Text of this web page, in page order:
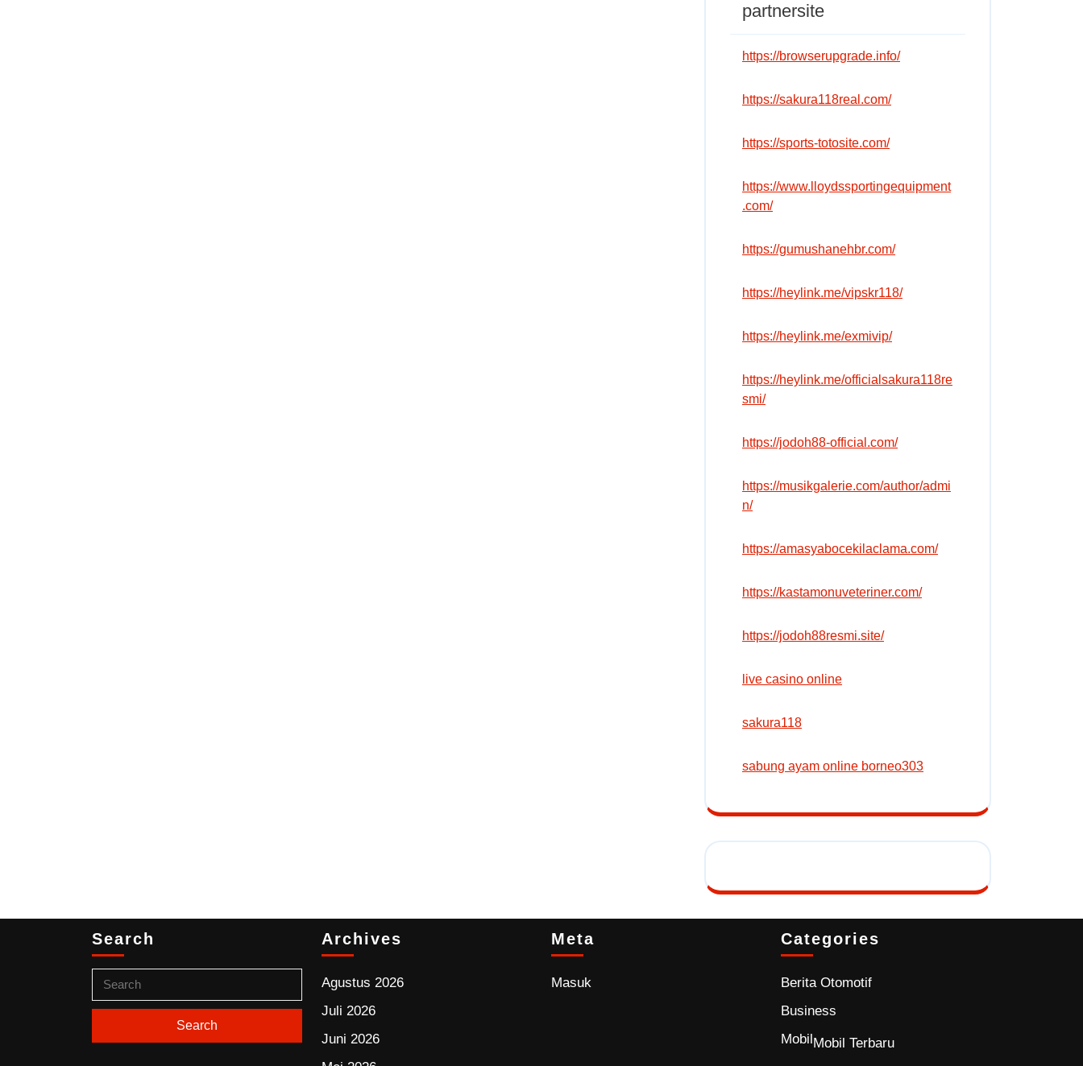
partnersite
https://browserupgrade.info/
https://sakura118real.com/
https://sports-totosite.com/
https://www.lloydssportingequipment
.com/
https://gumushanehbr.com/
https://heylink.me/vipskr118/
https://heylink.me/exmivip/
https://heylink.me/officialsakura118re
smi/
https://jodoh88-official.com/
https://musikgalerie.com/author/admi
n/
https://amasyabocekilaclama.com/
https://kastamonuveteriner.com/
https://jodoh88resmi.site/
live casino online
sakura118
sabung ayam online borneo303
Search Archives
Agustus 2026
Juli 2026
Juni 2026
Meta
Masuk
Categories
Berita Otomotif
Business
MobilMobil Terbaru